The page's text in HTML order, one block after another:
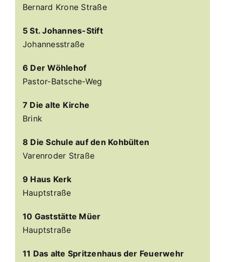
Bernard Krone Straße
5 St. Johannes-Stift
Johannesstraße
6 Der Wöhlehof
Pastor-Batsche-Weg
7 Die alte Kirche
Brink
8 Die Schule auf den Kohbülten
Varenroder Straße
9 Haus Kerk
Hauptstraße
10 Gaststätte Müer
Hauptstraße
11 Das alte Spritzenhaus der Feuerwehr